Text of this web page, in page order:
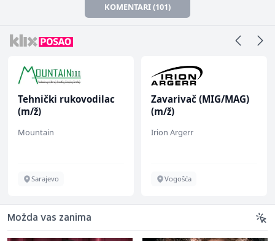
KOMENTARI (101)
Tehnički rukovodilac
(m/ž)
Mountain
Sarajevo
Zavarivač (MIG/MAG)
(m/ž)
Irion Argerr
Vogošća
Možda vas zanima